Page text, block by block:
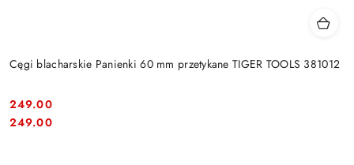
Cęgi blacharskie Panienki 60 mm przetykane TIGER TOOLS 381012
Cena:
249.00
Cena:
249.00